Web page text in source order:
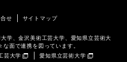
せ
サイトマップ
学、金沢美術工芸大学、愛知県立芸術大
面で連携を図っています。
芸大学
愛知県立芸術大学